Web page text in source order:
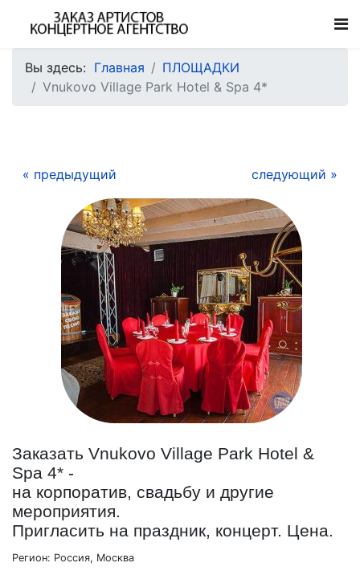
Вы здесь: Главная
ПЛОЩАДКИ
Vnukovo Village Park Hotel & Spa 4*
« предыдущий следующий »
Заказать Vnukovo Village Park Hotel &
Spa 4* -
на корпоратив, свадьбу и другие
мероприятия.
Пригласить на праздник, концерт. Цена.
Регион: Россия, Москва